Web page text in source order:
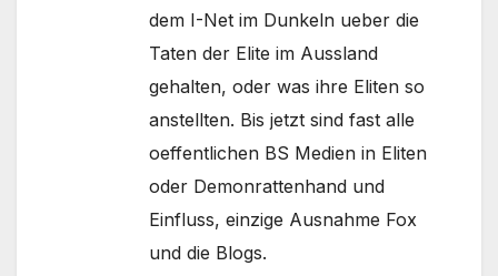
dem I-Net im Dunkeln ueber die
Taten der Elite im Aussland
gehalten, oder was ihre Eliten so
anstellten. Bis jetzt sind fast alle
oeffentlichen BS Medien in Eliten
oder Demonrattenhand und
Einfluss, einzige Ausnahme Fox
und die Blogs.